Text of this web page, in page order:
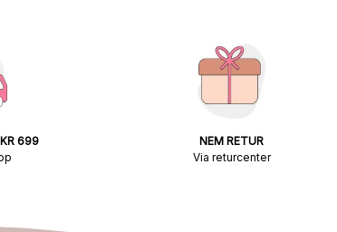
699
NEM RETUR
Via returcenter